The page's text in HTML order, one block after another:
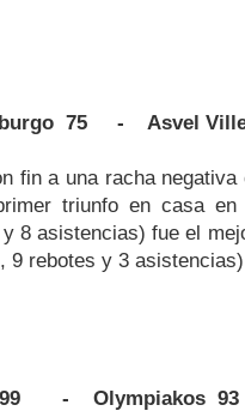
75 - Asvel
fin a una racha
triunfo en casa
8 asistencias) fue el
9 rebotes y 3
99 - Olympiakos 93